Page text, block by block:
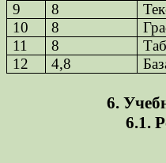
9
8
10
8
11
8
12
4,8
6.
6.1.